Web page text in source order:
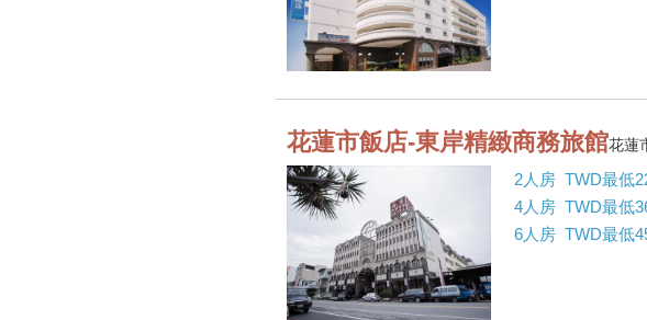
花蓮市飯店-東岸精緻商務旅館花蓮
2人房 TWD最低
4人房 TWD最低
6人房 TWD最低